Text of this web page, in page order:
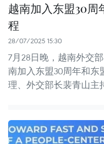
越南加入东盟30周
程
28/07/2025 15:30
7月28日晚，越南外交
南加入东盟30周年和东
理、外交部长裴青山主